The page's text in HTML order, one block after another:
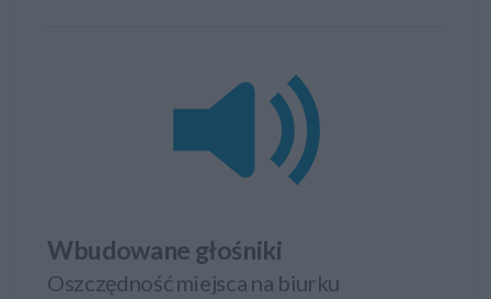
Z myślą o środowisku monitor jest wykonany z
materiałów bezpiecznych dla środowiska, a jego
obudowa zawiera 25% tworzyw pochodzących z
ENERGY STAR, EPEAT Gold i TCO Certified Displays.
Ponadto ekologiczne funkcje, takie jak Power Nap,
Wbudowane głośniki
Oszczędność miejsca na biurku